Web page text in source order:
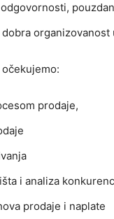
organizovanost
prodaje,
i analiza
prodaje i naplate